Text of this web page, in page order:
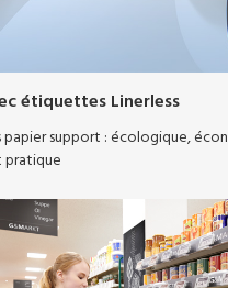
étiquettes Linerless
support : écologique,